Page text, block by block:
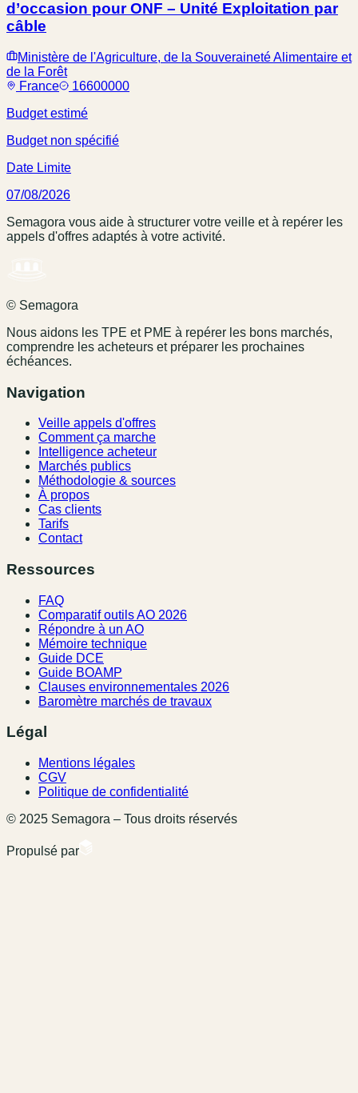
d’occasion pour ONF – Unité Exploitation par
câble
Ministère de l'Agriculture, de la Souveraineté Alimentaire et
de la Forêt
France
16600000
Budget estimé
Budget non spécifié
Date Limite
07/08/2026
Semagora vous aide à structurer votre veille et à repérer les
appels d'offres adaptés à votre activité.
© Semagora
Nous aidons les TPE et PME à repérer les bons marchés,
comprendre les acheteurs et préparer les prochaines
échéances.
Navigation
Veille appels d'offres
Comment ça marche
Intelligence acheteur
Marchés publics
Méthodologie & sources
À propos
Cas clients
Tarifs
Contact
Ressources
FAQ
Comparatif outils AO 2026
Répondre à un AO
Mémoire technique
Guide DCE
Guide BOAMP
Clauses environnementales 2026
Baromètre marchés de travaux
Légal
Mentions légales
CGV
Politique de confidentialité
© 2025 Semagora – Tous droits réservés
Propulsé par